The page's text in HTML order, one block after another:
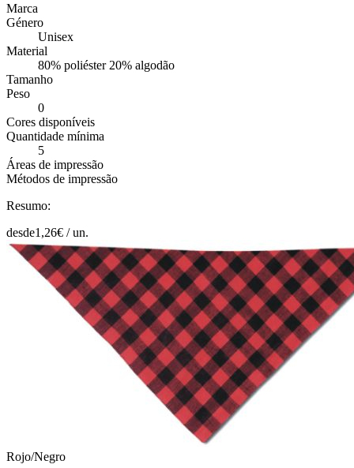
Marca
Género
Unisex
Material
80% poliéster 20% algodão
Tamanho
Peso
0
Cores disponíveis
Quantidade mínima
5
Áreas de impressão
Métodos de impressão
Resumo:
desde1,26€ /un.
Rojo/Negro